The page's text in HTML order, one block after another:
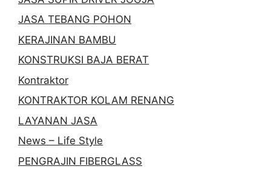
JASA TEBANG POHON
KERAJINAN BAMBU
KONSTRUKSI BAJA BERAT
Kontraktor
KONTRAKTOR KOLAM RENANG
LAYANAN JASA
News – Life Style
PENGRAJIN FIBERGLASS